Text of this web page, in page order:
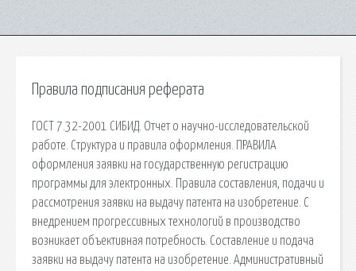
Правила подписания реферата
ГОСТ 7.32-2001 СИБИД. Отчет о научно-исследовательской
работе. Структура и правила оформления. ПРАВИЛА
оформления заявки на государственную регистрацию
программы для электронных. Правила составления, подачи и
рассмотрения заявки на выдачу патента на изобретение. С
внедрением прогрессивных технологий в производство
возникает объективная потребность. Составление и подача
заявки на выдачу патента на изобретение. Административный